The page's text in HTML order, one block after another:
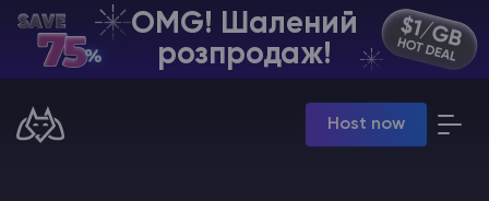
OMG! Шалений
розпродаж!
Host now
UA | USD
Manage your servers & payments